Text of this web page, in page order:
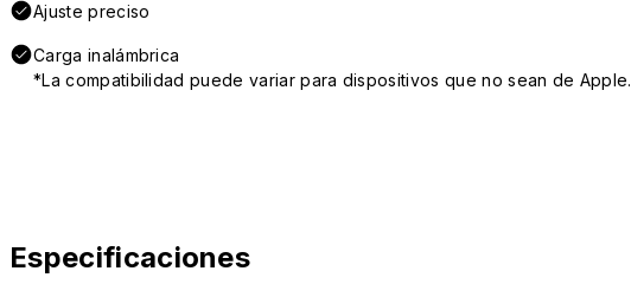
Ajuste preciso
Carga inalámbrica
*La compatibilidad puede variar para dispositivos que no sean de Apple.
Especificaciones